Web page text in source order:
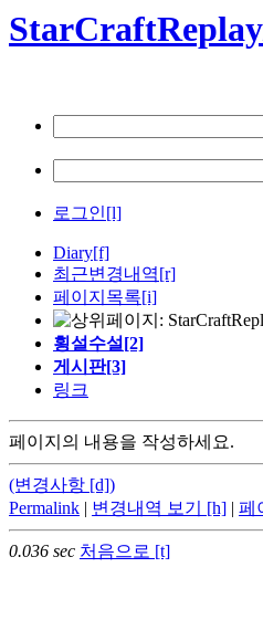
로그인[l]
Diary[f]
최근변경내역[r]
페이지목록[i]
횡설수설[2]
게시판[3]
링크
페이지의 내용을 작성하세요.
(변경사항 [d])
Permalink | 변경내역 보기 [h] | 페
0.036 sec 처음으로 [t]